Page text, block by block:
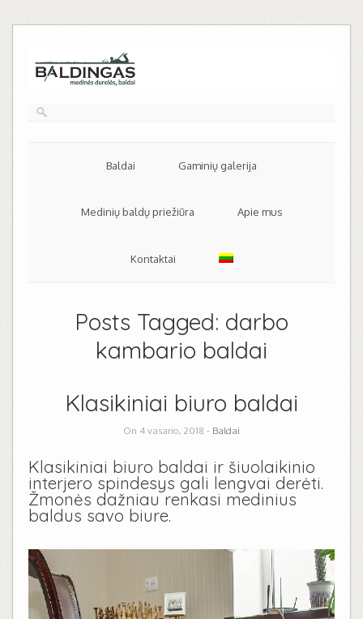
Baldai Gaminių galerija
Medinių baldų priežiūra Apie mus
Kontaktai
Posts Tagged: darbo
kambario baldai
Klasikiniai biuro baldai
On 4 vasario, 2018 - Baldai
Klasikiniai biuro baldai ir šiuolaikinio
interjero spindesys gali lengvai derėti.
Žmonės dažniau renkasi medinius
baldus savo biure.